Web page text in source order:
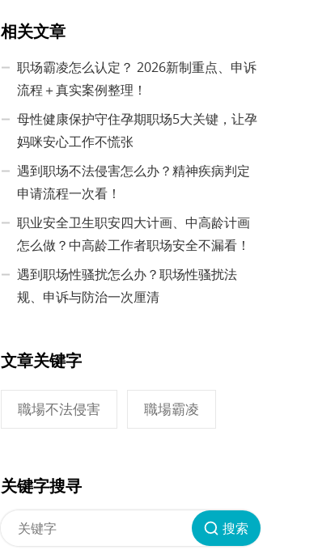
相关文章
职场霸凌怎么认定？ 2026新制重点、申诉
流程＋真实案例整理！
母性健康保护守住孕期职场5大关键，让孕
妈咪安心工作不慌张
遇到职场不法侵害怎么办？精神疾病判定
申请流程一次看！
职业安全卫生职安四大计画、中高龄计画
怎么做？中高龄工作者职场安全不漏看！
遇到职场性骚扰怎么办？职场性骚扰法
规、申诉与防治一次厘清
文章关键字
職場不法侵害 職場霸凌
关键字搜寻
搜索